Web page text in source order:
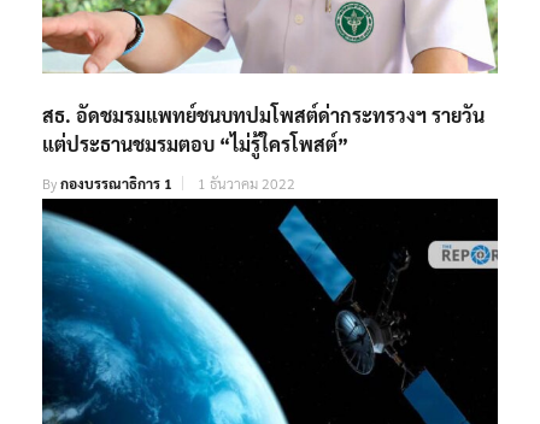
สธ. อัดชมรมแพทย์ชนบทปมโพสต์ด่ากระทรวงฯ รายวัน
แต่ประธานชมรมตอบ “ไม่รู้ใครโพสต์”
Byกองบรรณาธิการ 1 1 ธันวาคม 2022